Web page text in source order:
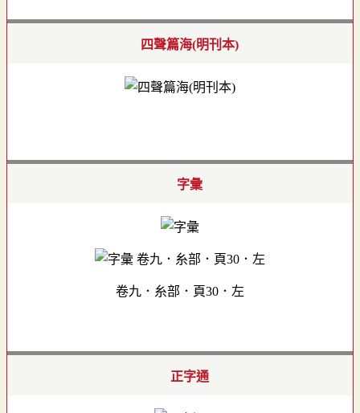
四聲篇海(明刊本)
字彙
卷九．糸部．頁30．左
正字通